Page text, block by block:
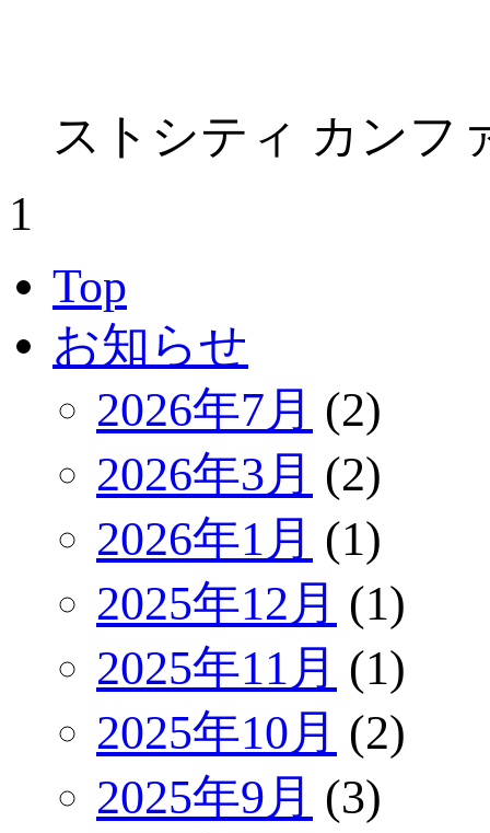
ストシティ カンフ
1
Top
お知らせ
2026年7月 (2)
2026年3月 (2)
2026年1月 (1)
2025年12月 (1)
2025年11月 (1)
2025年10月 (2)
2025年9月 (3)